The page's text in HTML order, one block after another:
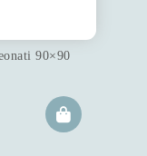
90×90